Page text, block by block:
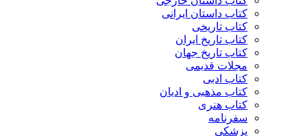
کتاب داستان ایرانی
کتاب تاریخی
کتاب تاریخ ایران
کتاب تاریخ جهان
مجلات قدیمی
کتاب ادبی
کتاب مذهبی و ادیان
کتاب هنری
سفرنامه
پزشکی